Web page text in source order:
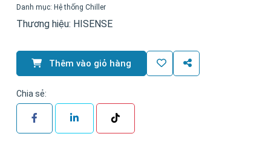
Danh mục: Hệ thống Chiller
Thương hiệu: HISENSE
Thêm vào giỏ hàng
Chia sẻ: